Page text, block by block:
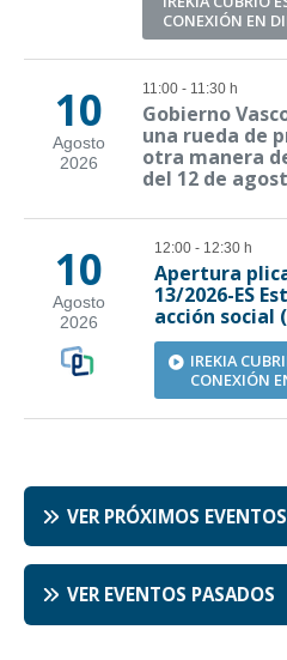
VER PRÓXIMOS EVENTOS
VER EVENTOS PASADOS